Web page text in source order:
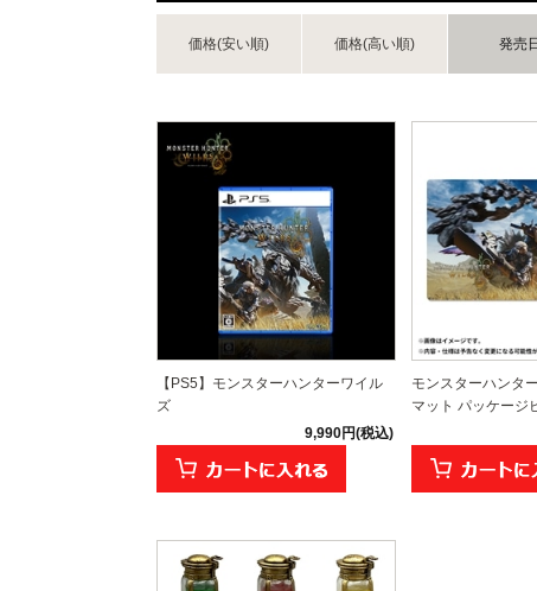
価格(安い順) 価格(高い順) 発売日
【PS5】モンスターハンターワイル
ズ
9,990円(税込)
モンスターハンタ
マット パッケージ